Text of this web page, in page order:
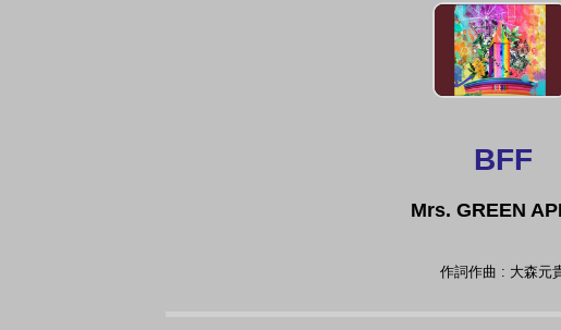
BFF
Mrs. GREEN
作詞作曲 : 大森元